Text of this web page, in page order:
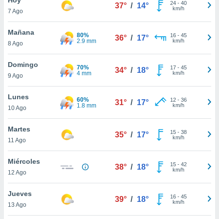
y
en
más
de
7 Ago
37° / 14° 24- 40
km/h
Mañana
8 Ago
80%
2.9 mm
36° / 17° 16- 45
km/h
Domingo
9 Ago
70%
4 mm
34° / 18° 17- 45
km/h
Lunes
10 Ago
60%
1.8 mm
31° / 17° 12- 36
km/h
Martes
11 Ago
35° / 17° 15- 38
km/h
Miércoles
12 Ago
38° / 18° 15- 42
km/h
Jueves
13 Ago
39° / 18° 16- 45
km/h